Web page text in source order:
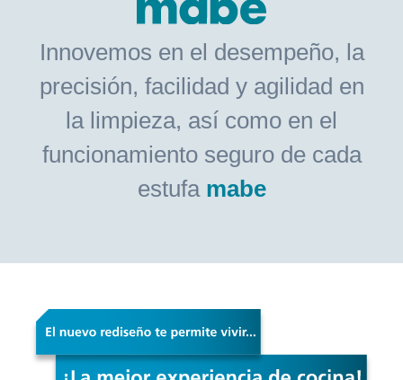
Innovemos en el desempeño, la
precisión, facilidad y agilidad en
la limpieza, así como en el
funcionamiento seguro de cada
estufa mabe